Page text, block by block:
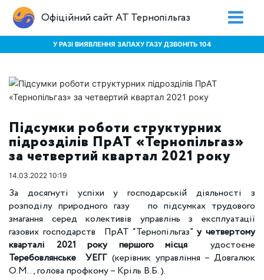
Офіційний сайт АТ Тернопільгаз
У РАЗІ ВИЯВЛЕННЯ ЗАПАХУ ГАЗУ ДЗВОНІТЬ 104
Підсумки роботи структурних
підрозділів ПрАТ «Тернопільгаз»
за четвертий квартал 2021 року
14.03.2022 10:19
За досягнуті успіхи у господарській діяльності з
розподілу природного газу по підсумках трудового
змагання серед колективів управлінь з експлуатації
газових господарств ПрАТ “Тернопільгаз” у четвертому
кварталі 2021 року першого місця удостоєне
Теребовлянське УЕГГ (керівник управління – Довгалюк
О.М.., голова профкому – Кріль В.Б. ).